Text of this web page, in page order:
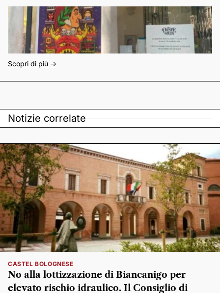
Scopri di più ->
Notizie correlate
CASTEL BOLOGNESE
No alla lottizzazione di Biancanigo per
elevato rischio idraulico. Il Consiglio di